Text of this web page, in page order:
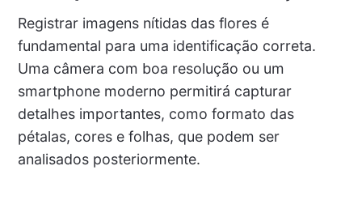
Registrar imagens nítidas das flores é
fundamental para uma identificação correta.
Uma câmera com boa resolução ou um
smartphone moderno permitirá capturar
detalhes importantes, como formato das
pétalas, cores e folhas, que podem ser
analisados posteriormente.